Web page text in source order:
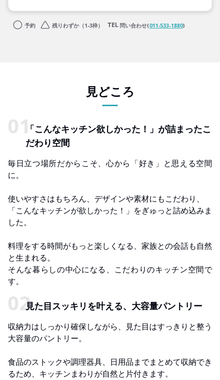
予約 残りわずか（1-3枠） 問い合わせ(011-533-1880)
見どころ
「こんなキッチン欲しかった！」が詰まったこ
だわり空間
毎日立つ場所だからこそ、心から「好き」と思える空間
に。
使いやすさはもちろん、デザインや素材にもこだわり、
「こんなキッチンが欲しかった！」をぎゅっと詰め込みま
した。
料理をする時間がもっと楽しくなる、家族との会話も自然
と生まれる。
そんな暮らしの中心になる、こだわりのキッチン空間で
す。
見た目スッキリを叶える、大容量パントリー
収納力はしっかり確保しながら、見た目はすっきりと整う
大容量のパントリー。
食品のストックや調理器具、日用品までまとめて収納でき
るため、キッチンまわりが自然と片付きます。